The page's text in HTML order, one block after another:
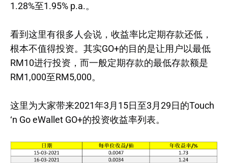
1.28%至1.95% p.a.。
看到这里有很多人会说，收益率比定期存款还低，
根本不值得投资。其实GO+的目的是让用户以最低
RM10进行投资，而一般定期存款的最低存款额是
RM1,000至RM5,000。
这里为大家带来2021年3月15日至3月29日的Touch
‘n Go eWallet GO+的投资收益率列表。